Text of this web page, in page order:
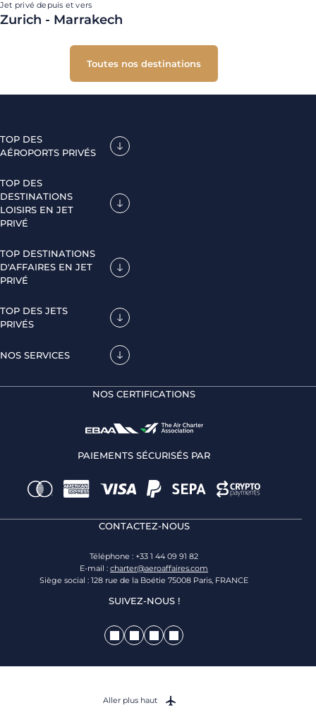
Jet privé depuis et vers
Zurich - Marrakech
Toutes nos destinations
TOP DES
AÉROPORTS PRIVÉS
TOP DES
DESTINATIONS
LOISIRS EN JET
PRIVÉ
TOP DESTINATIONS
D'AFFAIRES EN JET
PRIVÉ
TOP DES JETS
PRIVÉS
NOS SERVICES
NOS CERTIFICATIONS
PAIEMENTS SÉCURISÉS PAR
CONTACTEZ-NOUS
Téléphone : +33 1 44 09 91 82
E-mail : charter@aeroaffaires.com
Siège social : 128 rue de la Boétie 75008 Paris, FRANCE
SUIVEZ-NOUS !
Aller plus haut